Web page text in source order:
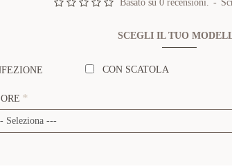
Basato su 0 recensioni. -
SCEGLI IL TUO
CON SCATOLA